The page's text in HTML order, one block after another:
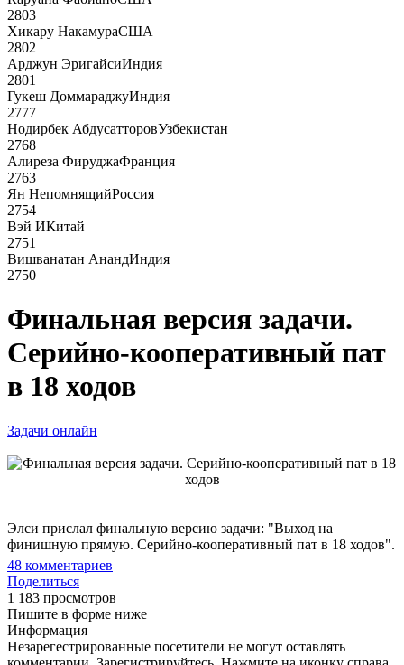
2803
Хикару НакамураСША
2802
Арджун ЭригайсиИндия
2801
Гукеш ДоммараджуИндия
2777
Нодирбек АбдусатторовУзбекистан
2768
Алиреза ФируджаФранция
2763
Ян НепомнящийРоссия
2754
Вэй ИКитай
2751
Вишванатан АнандИндия
2750
Финальная версия задачи.
Серийно-кооперативный пат
в 18 ходов
Задачи онлайн
Элси прислал финальную версию задачи: "Выход на
финишную прямую. Серийно-кооперативный пат в 18 ходов".
48 комментариев
Поделиться
1 183 просмотров
Пишите в форме ниже
Информация
Незарегестрированные посетители не могут оставлять